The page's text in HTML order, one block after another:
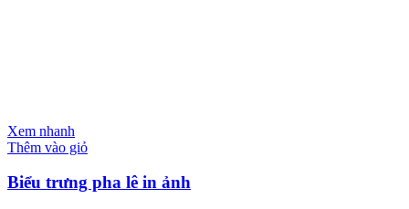
Xem nhanh
Thêm vào giỏ
Biểu trưng pha lê in ảnh